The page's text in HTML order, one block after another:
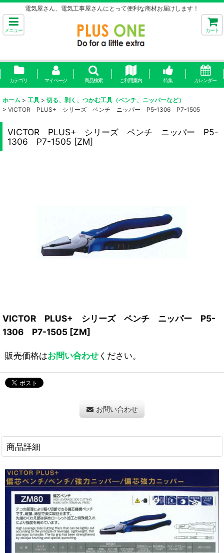
電気屋さん、電気工事屋さんにとって便利な商材お届けします！
メニュー カート
カテゴリ マイページ 商品検索 ご利用案内 特集 カレンダー
ホーム > 工具 > 切る、剥く、つかむ工具（ペンチ、ニッパーなど）
> VICTOR PLUS+ シリーズ ペンチ ニッパー P5-1306 P7-1505
VICTOR PLUS+ シリーズ ペンチ ニッパー P5-
1306 P7-1505 [ZM]
VICTOR PLUS+ シリーズ ペンチ ニッパー P5-
1306 P7-1505 [ZM]
販売価格はお問い合わせください。
お問い合わせ
商品詳細